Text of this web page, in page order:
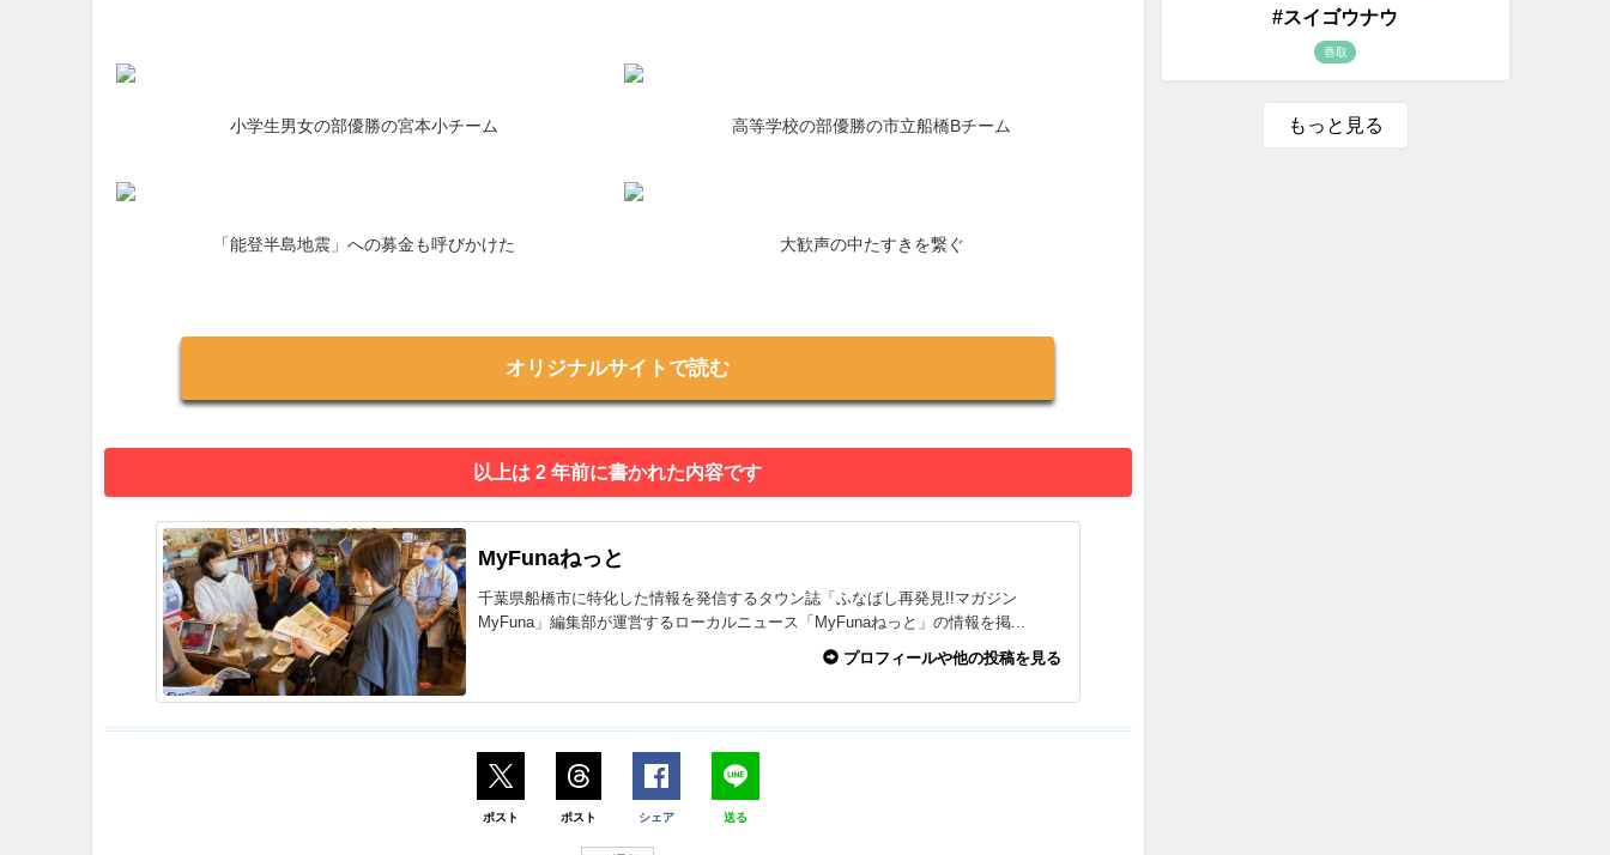
小学生男女の部優勝の宮本小チーム 高等学校の部優勝の市立船橋Bチーム
「能登半島地震」への募金も呼びかけた 大歓声の中たすきを繋ぐ
オリジナルサイトで読む
以上は 2 年前に書かれた内容です
MyFunaねっと
千葉県船橋市に特化した情報を発信するタウン誌「ふなばし再発見!!マガジン
MyFuna」編集部が運営するローカルニュース「MyFunaねっと」の情報を掲...
プロフィールや他の投稿を見る
ポスト ポスト シェア 送る
#スイゴウナウ
香取
もっと見る